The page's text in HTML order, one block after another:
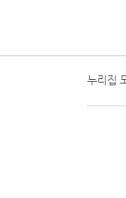
누리집